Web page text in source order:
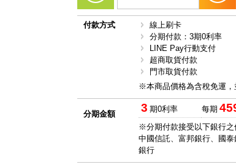
付款方式
線上刷卡
分期付款：3期0利率
LINE Pay行動支付
超商取貨付款
門市取貨付款
※本商品價格為含稅免運，
分期金額 3 期0利率 每期
※分期付款接受以下銀行之
中國信託、富邦銀行、國
銀行